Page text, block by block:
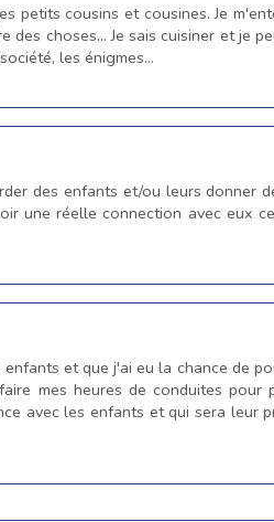
petits cousins et cousines. Je
des choses... Je sais cuisiner et je
les énigmes...
des enfants et/ou leurs donner
une réelle connection avec eux
et que j'ai eu la chance de
mes heures de conduites pour
avec les enfants et qui sera leur